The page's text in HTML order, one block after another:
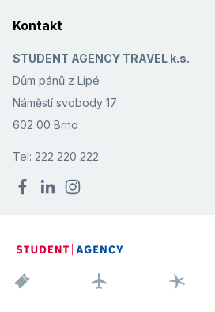
Kontakt
STUDENT AGENCY TRAVEL k.s.
Dům pánů z Lipé
Náměstí svobody 17
602 00 Brno
Tel: 222 220 222